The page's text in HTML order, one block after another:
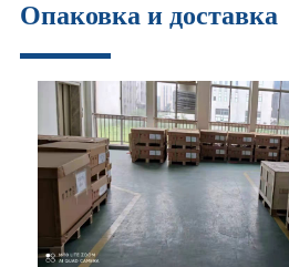
Опаковка и доставка